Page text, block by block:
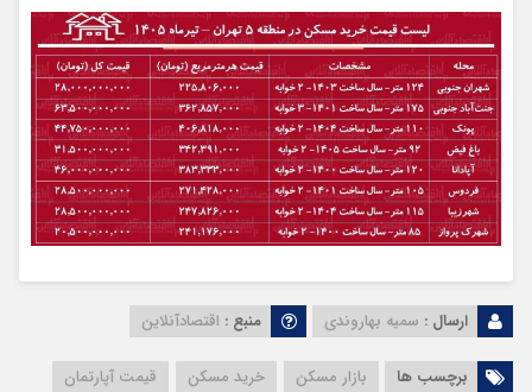
ارسال : سمیه بهاروندی منبع : اقتصادآنلاین
برچسب ها بازار مسکن خرید مسکن قیمت آپارتمان‌